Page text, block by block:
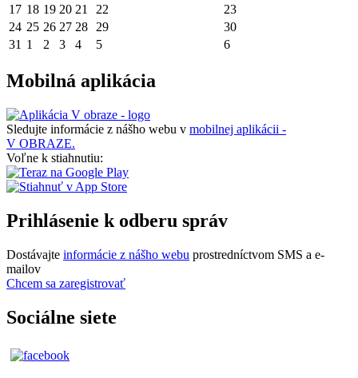
17 18 19 20 21 22
23
24 25 26 27 28 29
30
31 1 2 3 4 5 6
Mobilná aplikácia
Sledujte informácie z nášho webu v mobilnej aplikácii -
V OBRAZE.
Voľne k stiahnutiu:
Prihlásenie k odberu správ
Dostávajte informácie z nášho webu prostredníctvom SMS a e-
mailov
Chcem sa zaregistrovať
Sociálne siete